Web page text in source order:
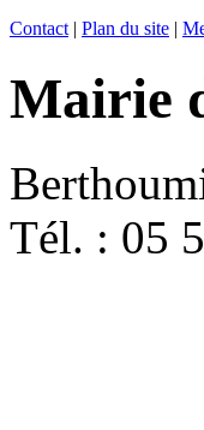
Contact | Plan du site |
Mairie
Tél. : 05